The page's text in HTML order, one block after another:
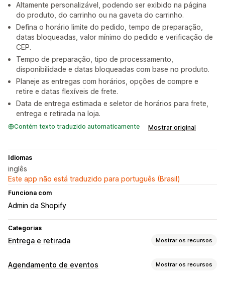
Altamente personalizável, podendo ser exibido na página
do produto, do carrinho ou na gaveta do carrinho.
Defina o horário limite do pedido, tempo de preparação,
datas bloqueadas, valor mínimo do pedido e verificação de
CEP.
Tempo de preparação, tipo de processamento,
disponibilidade e datas bloqueadas com base no produto.
Planeje as entregas com horários, opções de compre e
retire e datas flexíveis de frete.
Data de entrega estimada e seletor de horários para frete,
entrega e retirada na loja.
Contém texto traduzido automaticamente Mostrar original
Idiomas
inglês
Este app não está traduzido para português (Brasil)
Funciona com
Admin da Shopify
Categorias
Entrega e retirada Mostrar os recursos
Opções de entrega
Agendamento de eventos Mostrar os recursos